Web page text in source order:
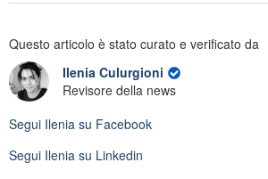
Questo articolo è stato curato e verificato da
Ilenia Culurgioni
Revisore della news
Segui Ilenia su Facebook
Segui Ilenia su Linkedin